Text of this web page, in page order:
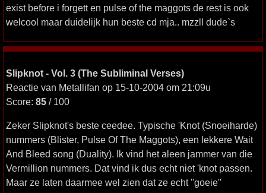
exist before i forgett en pulse of the maggots de rest is ook
welcool maar duidelijk hun beste cd mja.. mzzll dude`s
Slipknot - Vol. 3 (The Subliminal Verses)
Reactie van Metallifan op 15-10-2004 om 21:09u
Score: 85 / 100
Zeker Slipknot's beste ceedee. Typische 'Knot (Snoeiharde)
nummers (Blister, Pulse Of The Maggots), een lekkere Wait
And Bleed song (Duality). Ik vind het aleen jammer van die
Vermillion nummers. Dat vind ik dus echt niet 'knot passen.
Maar ze laten daarmee wel zien dat ze echt ''goeie''